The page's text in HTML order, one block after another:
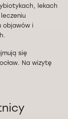
lekach
objawów i
się
Na wizytę